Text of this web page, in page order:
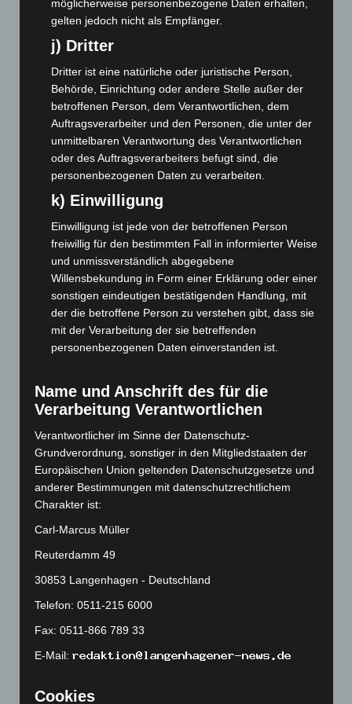
Juni 2024(107)
Mai 2024(149)
April 2024(102)
März 2024(103)
Februar 2024
(103)
Januar 2024(111)
Dezember 2023(130)
Oktober 2023
September 2023 (133)
August 2023(134)
Juli 2023(118)
Juni 2023 (142)
Mai 2023(139)
April 2023(155)
Februar 2023(154)
Dezember 2022(130)
November 2022(167)
Oktober 2022(166)
Juni 2022(167)
Mai 2022 (177)
April 2022(198)
März 2022(221)
möglicherweise personenbezogene Daten erhalten,
gelten jedoch nicht als Empfänger.
j) Dritter
Dritter ist eine natürliche oder juristische Person,
Behörde, Einrichtung oder andere Stelle außer der
betroffenen Person, dem Verantwortlichen, dem
Auftragsverarbeiter und den Personen, die unter der
unmittelbaren Verantwortung des Verantwortlichen
oder des Auftragsverarbeiters befugt sind, die
personenbezogenen Daten zu verarbeiten.
k) Einwilligung
Einwilligung ist jede von der betroffenen Person
freiwillig für den bestimmten Fall in informierter Weise
und unmissverständlich abgegebene
Willensbekundung in Form einer Erklärung oder einer
sonstigen eindeutigen bestätigenden Handlung, mit
der die betroffene Person zu verstehen gibt, dass sie
mit der Verarbeitung der sie betreffenden
personenbezogenen Daten einverstanden ist.
Name und Anschrift des für die
Verarbeitung Verantwortlichen
Verantwortlicher im Sinne der Datenschutz-
Grundverordnung, sonstiger in den Mitgliedstaaten der
Europäischen Union geltenden Datenschutzgesetze und
anderer Bestimmungen mit datenschutzrechtlichem
Charakter ist:
Carl-Marcus Müller
Reuterdamm 49
30853 Langenhagen - Deutschland
Telefon: 0511-215 6000
Fax: 0511-866 789 33
E-Mail:
Cookies